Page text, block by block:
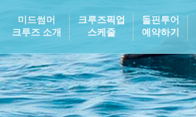
미드썸머
크루즈 소개
크루즈픽업
스케줄
돌핀투어
예약하기